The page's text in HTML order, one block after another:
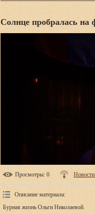
Солнце пробралась на
Просмотры: 0 Новости
Описание материала:
Бурная жизнь Ольги Николаевой.